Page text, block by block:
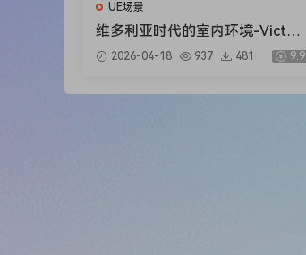
UE场景
维多利亚时代的室内环境-Victori
an Interior Environment
2026-04-18 937 481 9.9